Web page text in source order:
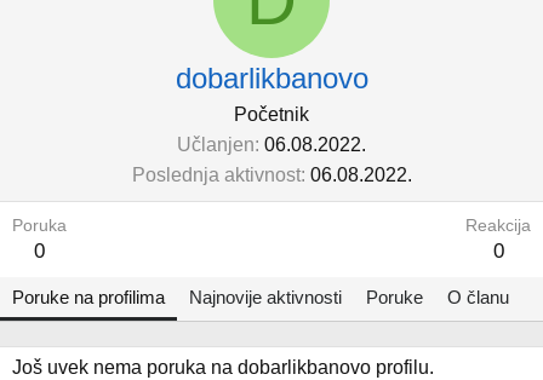
dobarlikbanovo
Početnik
Učlanjen 06.08.2022.
Poslednja aktivnost 06.08.2022.
Poruka
0
Reakcija
0
Poruke na profilima Najnovije aktivnosti Poruke O članu
Još uvek nema poruka na dobarlikbanovo profilu.